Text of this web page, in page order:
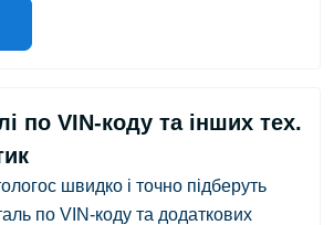
по VIN-коду та інших тех.
швидко і точно підберуть
по VIN-коду та додаткових